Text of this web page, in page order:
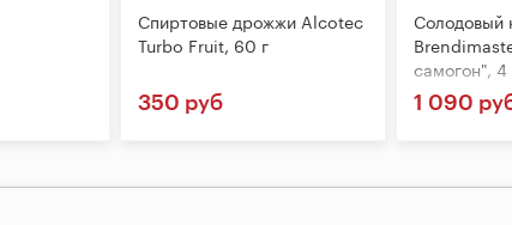
Спиртовые дрожжи Alcotec
Turbo Fruit, 60 г
350 руб
Солодовый
самогон", 4
1 090